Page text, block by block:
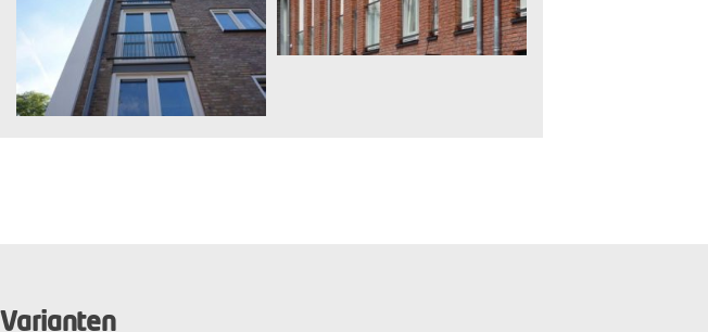
Varianten